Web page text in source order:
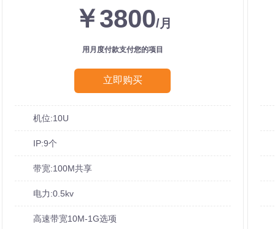
￥3800/月
用月度付款支付您的项目
立即购买
机位:10U
IP:9个
带宽:100M共享
电力:0.5kv
高速带宽10M-1G选项